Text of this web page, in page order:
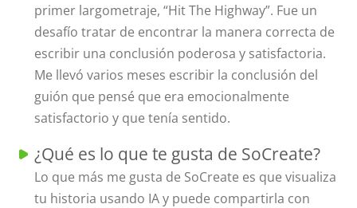
primer largometraje, “Hit The Highway”. Fue un
desafío tratar de encontrar la manera correcta de
escribir una conclusión poderosa y satisfactoria.
Me llevó varios meses escribir la conclusión del
guión que pensé que era emocionalmente
satisfactorio y que tenía sentido.
¿Qué es lo que te gusta de SoCreate?
Lo que más me gusta de SoCreate es que visualiza
tu historia usando IA y puede compartirla con